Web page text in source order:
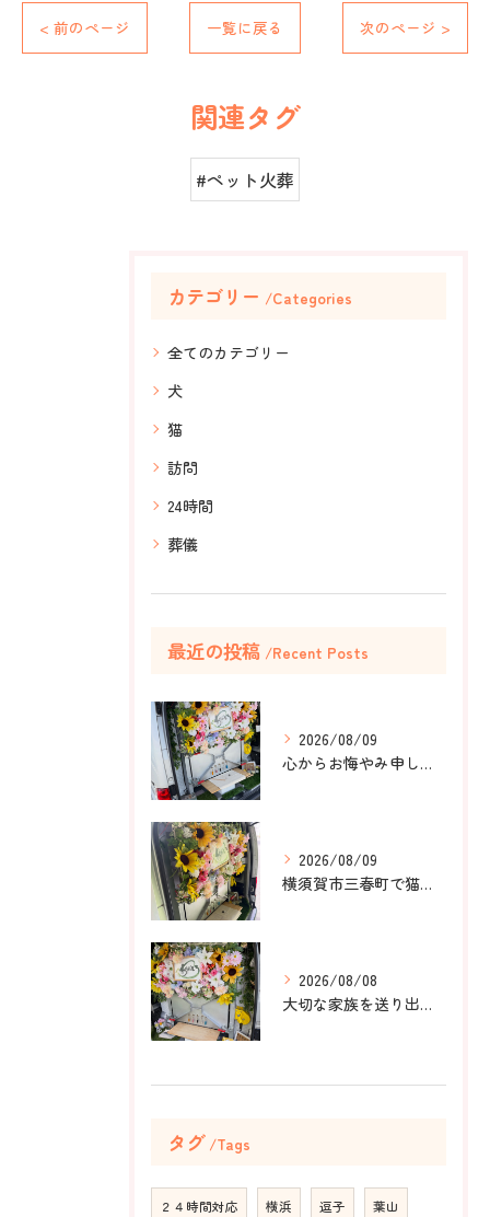
< 前のページ 一覧に戻る 次のページ >
関連タグ
#ペット火葬
カテゴリー Categories
全てのカテゴリー
犬
猫
訪問
24時間
葬儀
最近の投稿 Recent Posts
2026/08/09
心からお悔やみ申し上げます。
2026/08/09
横須賀市三春町で猫ちゃんのペット葬儀、ペット火葬をお手伝いさ...
2026/08/08
大切な家族を送り出すお手伝いをしました。
タグ Tags
２４時間対応 横浜 逗子 葉山